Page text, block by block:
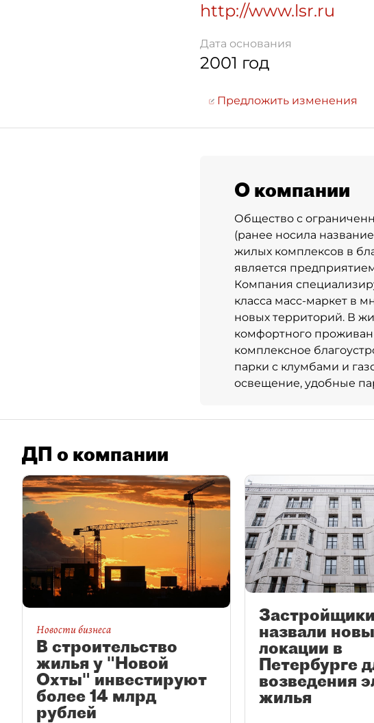
http://www.lsr.ru
Дата основания
2001 год
Предложить изменения
О компании
Общество с
(ранее носила
жилых комплексов в
является
Компания
класса масс-маркет в
новых территорий. В
комфортного
комплексное
парки с клумбами и
освещение, удобные
ДП о компании
Новости бизнеса
В строительство
жилья у "Новой
Охты" инвестируют
более 14 млрд
рублей
Застройщики
назвали
локации в
Петербурге
возведения
жилья